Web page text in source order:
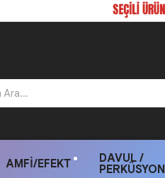
AMFI/EFEKT
DAVUL /
PERKÜSYON